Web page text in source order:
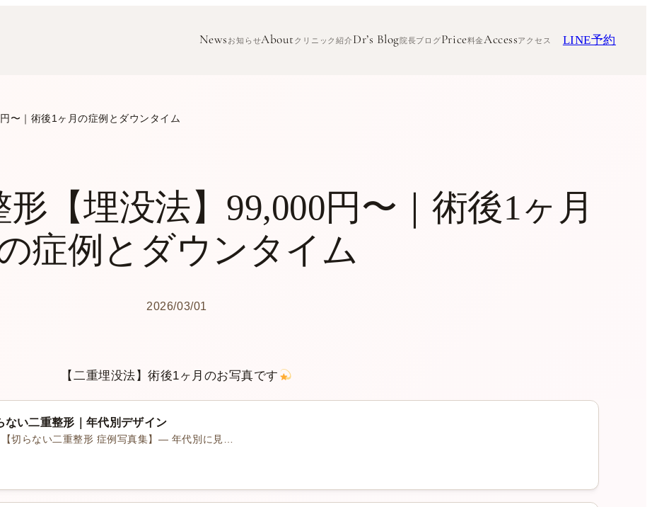
News お知らせAboutクリニック紹介Dr’s Blog院長ブログPrice料金Accessアクセス LINE予約
〜｜術後1ヶ月の症例とダウンタイム
【埋没法】99,000円〜｜術後1ヶ月
症例とダウンタイム
2026/03/01
【二重埋没法】術後1ヶ月のお写真です
ない二重整形｜年代別デザイン
【切らない二重整形 症例写真集】― 年代別に見…